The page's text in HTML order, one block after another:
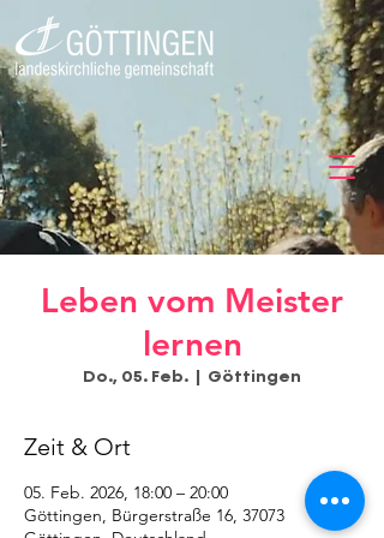
Leben vom Meister
lernen
Do., 05. Feb.
  |
Göttingen
Zeit & Ort
05. Feb. 2026, 18:00 – 20:00
Göttingen, Bürgerstraße 16, 37073